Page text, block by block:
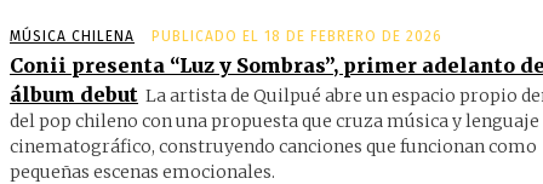
MÚSICA CHILENA PUBLICADO EL 18 DE FEBRERO DE 2026
Conii presenta “Luz y Sombras”, primer adelanto
álbum debut La artista de Quilpué abre un espacio propio
del pop chileno con una propuesta que cruza música y lenguaje
cinematográfico, construyendo canciones que funcionan como
pequeñas escenas emocionales.